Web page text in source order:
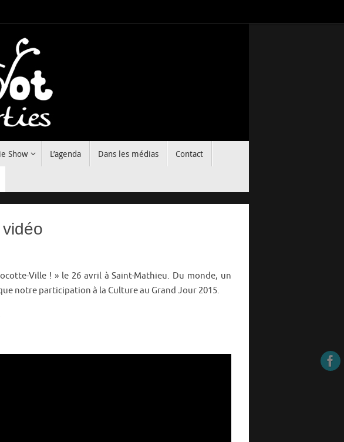
Show L’agenda Dans les médias
Contact
Ville ! » le 26 avril à Saint-Mathieu. Du monde, un
notre participation à la Culture au Grand Jour 2015.